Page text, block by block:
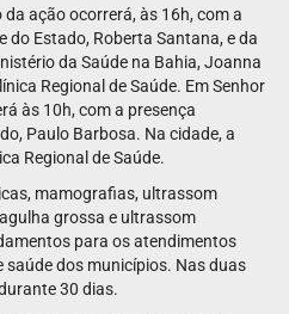
ação ocorrerá, às 16h, com a
do Estado, Roberta Santana, e da
da Saúde na Bahia, Joanna
Regional de Saúde. Em Senhor
às 10h, com a presença
Paulo Barbosa. Na cidade, a
Regional de Saúde.
mamografias, ultrassom
grossa e ultrassom
para os atendimentos
dos municípios. Nas duas
30 dias.